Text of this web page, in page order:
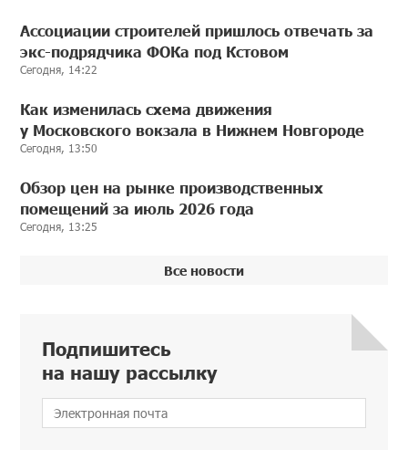
Ассоциации строителей пришлось отвечать за
экс-подрядчика ФОКа под Кстовом
Сегодня, 14:22
Как изменилась схема движения
у Московского вокзала в Нижнем Новгороде
Сегодня, 13:50
Обзор цен на рынке производственных
помещений за июль 2026 года
Сегодня, 13:25
Все новости
Подпишитесь
на нашу рассылку